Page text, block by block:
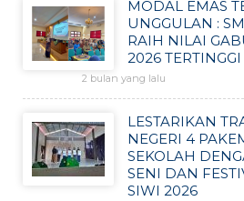
MODAL EMAS
UNGGULAN :
RAIH NILAI
2026 TERTINGGI
2 bulan yang lalu
LESTARIKAN
NEGERI 4
SEKOLAH
SENI DAN
SIWI 2026